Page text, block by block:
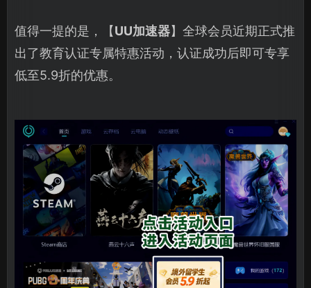
值得一提的是，【UU加速器】全球会员近期正式推
出了教育认证专属特惠活动，认证成功后即可专享
低至5.9折的优惠。